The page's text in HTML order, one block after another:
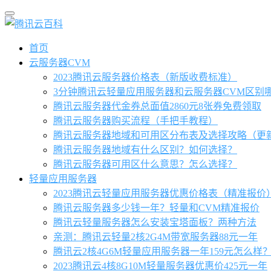
首页
云服务器CVM
2023腾讯云服务器价格表（新版收费标准）
3分钟腾讯云轻量应用服务器和云服务器CVM区别
腾讯云服务器代金券总面值2860元8张券免费领取
腾讯云服务器购买流程（手把手教程）
腾讯云服务器地域和可用区分布表及选择攻略（更
腾讯云服务器地域有什么区别？如何选择？
腾讯云服务器可用区什么意思？怎么选择？
轻量应用服务器
2023腾讯云轻量应用服务器优惠价格表（精准报价）
腾讯云服务器多少钱一年？轻量和CVM精准报价
腾讯云轻量服务器怎么安装宝塔面板？两种方法
亲测：腾讯云轻量2核2G4M带宽服务器88元一年
腾讯云2核4G6M轻量应用服务器一年159元怎么样？
2023腾讯云4核8G10M轻量服务器优惠价425元一年